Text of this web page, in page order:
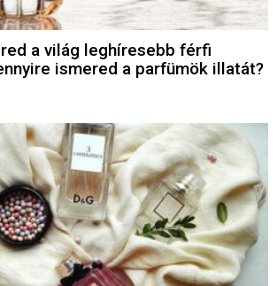
a világ leghíresebb férfi
ismered a parfümök illatát?